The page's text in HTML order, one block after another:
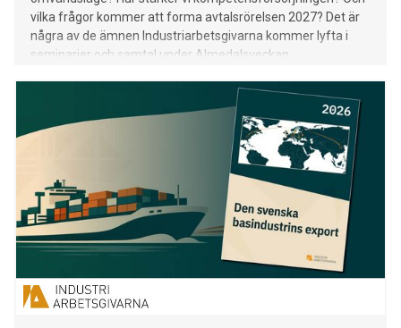
vilka frågor kommer att forma avtalsrörelsen 2027? Det är
några av de ämnen Industriarbetsgivarna kommer lyfta i
seminarier och samtal under Almedalsveckan.